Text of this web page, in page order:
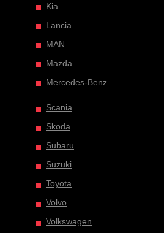
Kia
Lancia
MAN
Mazda
Mercedes-Benz
Scania
Skoda
Subaru
Suzuki
Toyota
Volvo
Volkswagen